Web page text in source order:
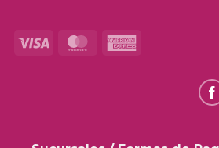
Visa MasterCard